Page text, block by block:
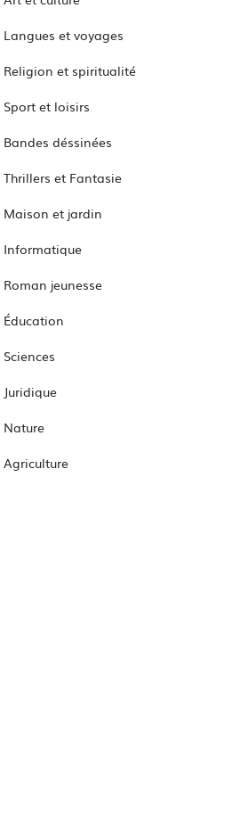
Langues et voyages
Religion et spiritualité
Sport et loisirs
Bandes déssinées
Thrillers et Fantasie
Maison et jardin
Informatique
Roman jeunesse
Éducation
Sciences
Juridique
Nature
Agriculture